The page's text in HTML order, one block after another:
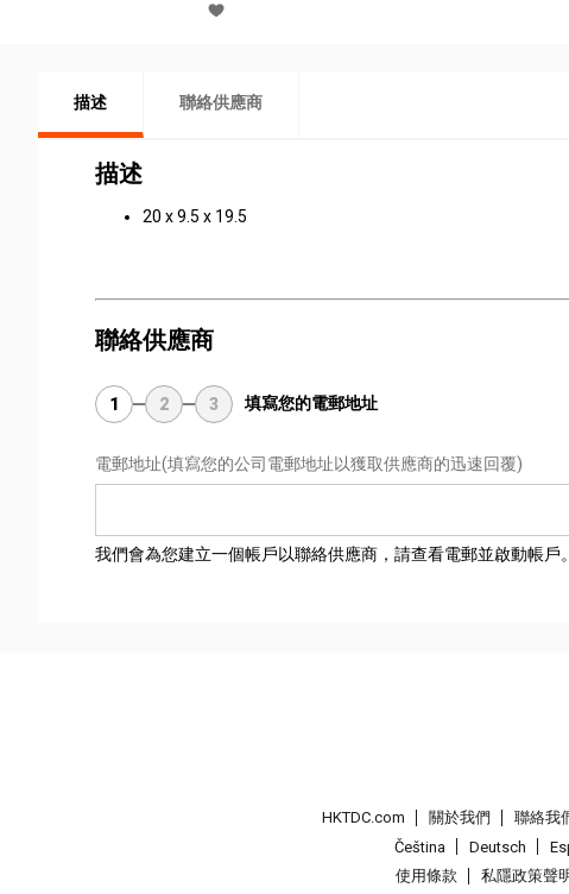
描述 聯絡供應商
描述
20 x 9.5 x 19.5
聯絡供應商
1 2 3 填寫您的電郵地址
電郵地址(填寫您的公司電郵地址以獲取供應商的迅速回覆)
我們會為您建立一個帳戶以聯絡供應商，請查看電郵並啟動帳戶。
HKTDC.com 關於我們 聯絡我
Čeština
Deutsch
使用條款
私隱政策聲